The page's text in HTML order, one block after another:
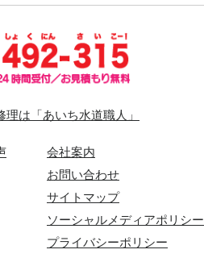
は「あいち水道職人」
会社案内
お問い合わせ
サイトマップ
ソーシャルメディアポリシー
プライバシーポリシー